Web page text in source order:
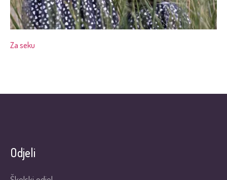
Za seku
Odjeli